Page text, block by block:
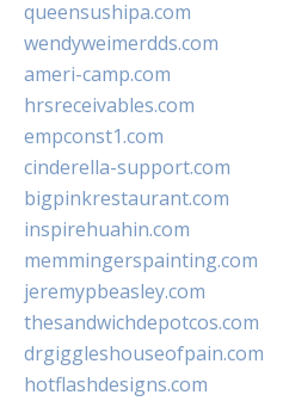
queensushipa.com
wendyweimerdds.com
ameri-camp.com
hrsreceivables.com
empconst1.com
cinderella-support.com
bigpinkrestaurant.com
inspirehuahin.com
memmingerspainting.com
jeremypbeasley.com
thesandwichdepotcos.com
drgiggleshouseofpain.com
hotflashdesigns.com